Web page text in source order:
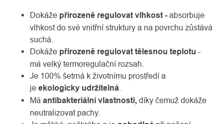
Dokáže přirozeně regulovat vlhkost - absorbuje
vlhkost do své vnitřní struktury a na povrchu zůstává
suchá.
Dokáže přirozeně regulovat tělesnou teplotu -
má velký termoregulační rozsah.
Je 100% šetrná k životnímu prostředí a
je ekologicky udržitelná
Má antibakteriální vlastnosti, díky čemuž dokáže
neutralizovat pachy.